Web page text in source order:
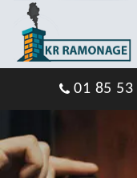
01 85 53